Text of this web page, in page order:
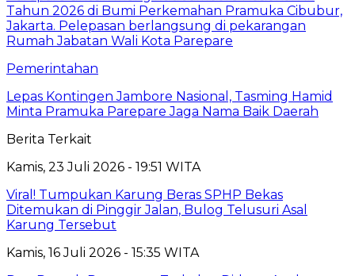
Pemerintahan
Lepas Kontingen Jambore Nasional, Tasming Hamid
Minta Pramuka Parepare Jaga Nama Baik Daerah
Berita Terkait
Kamis, 23 Juli 2026 - 19:51 WITA
Viral! Tumpukan Karung Beras SPHP Bekas
Ditemukan di Pinggir Jalan, Bulog Telusuri Asal
Karung Tersebut
Kamis, 16 Juli 2026 - 15:35 WITA